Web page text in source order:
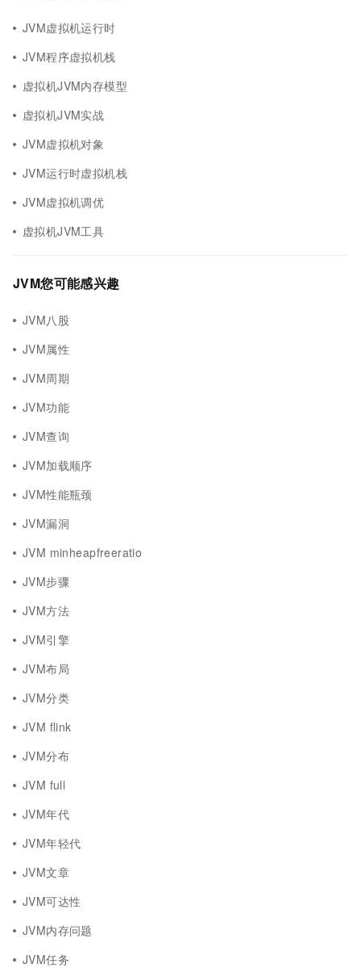
JVM虚拟机运行时
JVM程序虚拟机栈
虚拟机JVM内存模型
虚拟机JVM实战
JVM虚拟机对象
JVM运行时虚拟机栈
JVM虚拟机调优
虚拟机JVM工具
JVM您可能感兴趣
JVM八股
JVM属性
JVM周期
JVM功能
JVM查询
JVM加载顺序
JVM性能瓶颈
JVM漏洞
JVM minheapfreeratio
JVM步骤
JVM方法
JVM引擎
JVM布局
JVM分类
JVM flink
JVM分布
JVM full
JVM年代
JVM年轻代
JVM文章
JVM可达性
JVM内存问题
JVM任务